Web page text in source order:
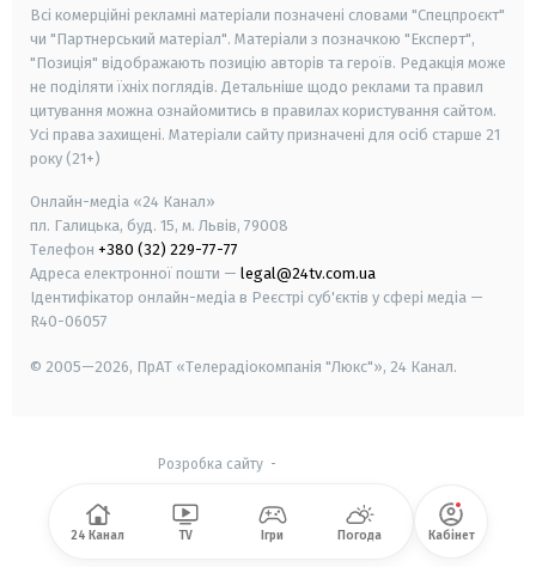
Всі комерційні рекламні матеріали позначені словами "Спецпроєкт"
чи "Партнерський матеріал". Матеріали з позначкою "Експерт",
"Позиція" відображають позицію авторів та героїв. Редакція може
не поділяти їхніх поглядів. Детальніше щодо реклами та правил
цитування можна ознайомитись в правилах користування сайтом.
Усі права захищені. Матеріали сайту призначені для осіб старше 21
року (21+)
Онлайн-медіа «24 Канал»
пл. Галицька, буд. 15, м. Львів, 79008
Телефон +380 (32) 229-77-77
Адреса електронної пошти — legal@24tv.com.ua
Ідентифікатор онлайн-медіа в Реєстрі суб'єктів у сфері медіа —
R40-06057
© 2005—2026, ПрАТ «Телерадіокомпанія "Люкс"», 24 Канал.
Розробка сайту-
24 Канал TV Ігри Погода Кабінет